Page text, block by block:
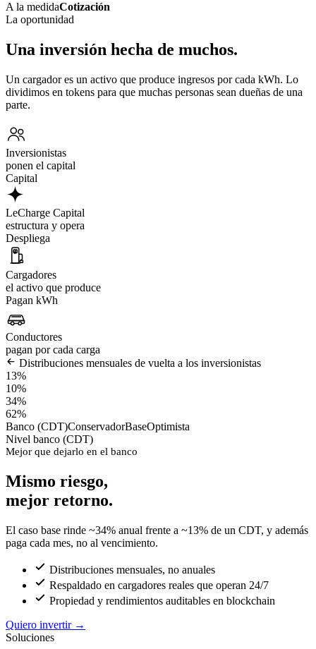
A la medidaCotización
La oportunidad
Una inversión hecha de muchos.
Un cargador es un activo que produce ingresos por cada kWh. Lo
dividimos en tokens para que muchas personas sean dueñas de una
parte.
Inversionistas
ponen el capital
Capital
LeCharge Capital
estructura y opera
Despliega
Cargadores
el activo que produce
Pagan kWh
Conductores
pagan por cada carga
Distribuciones mensuales de vuelta a los inversionistas
13%
10%
34%
62%
Banco (CDT)ConservadorBaseOptimista
Nivel banco (CDT)
Mejor que dejarlo en el banco
Mismo riesgo,
mejor retorno.
El caso base rinde ~34% anual frente a ~13% de un CDT, y además
paga cada mes, no al vencimiento.
Distribuciones mensuales, no anuales
Respaldado en cargadores reales que operan 24/7
Propiedad y rendimientos auditables en blockchain
Quiero invertir →
Soluciones